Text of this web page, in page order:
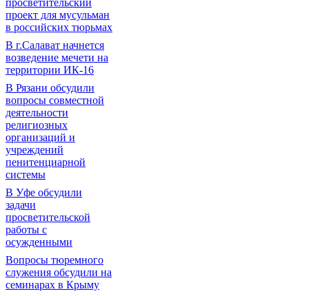
просветительский
проект для мусульман
в российских тюрьмах
В г.Салават начнется
возведение мечети на
территории ИК-16
В Рязани обсудили
вопросы совместной
деятельности
религиозных
организаций и
учреждений
пенитенциарной
системы
В Уфе обсудили
задачи
просветительской
работы с
осужденными
Вопросы тюремного
служения обсудили на
семинарах в Крыму